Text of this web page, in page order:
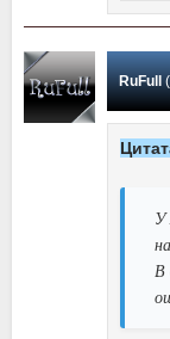
RuFull
У
В